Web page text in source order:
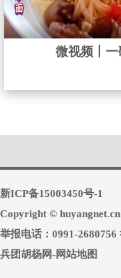
微视频丨
新ICP备15003450号-1
Copyright ©
举报电话：0991-2680756
兵团胡杨网-网站地图